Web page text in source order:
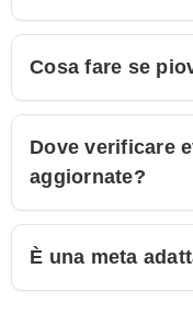
Cosa fare se
Dove verificare
aggiornate?
È una meta